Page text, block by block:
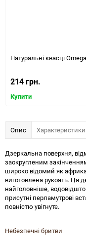
Натуральні квасці
214 грн.
Купити
Опис Характеристики
Дзеркальна поверхня,
заокругленим
широко відомий як
виготовлена рукоять. Ця
найголовніше,
присутні перламутрові
повністю увігнуте.
Небезпечні бритви